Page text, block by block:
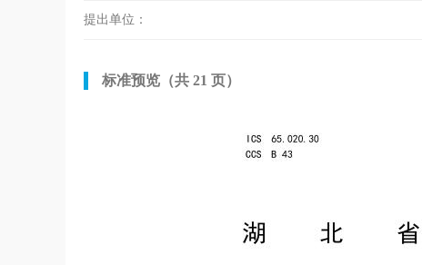
提出单位：
标准预览（共 21 页）